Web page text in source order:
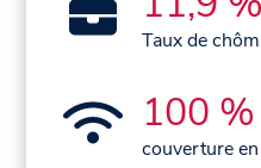
Taux de
100 %
couverture